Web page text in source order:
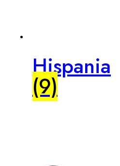
Hispania
(9)